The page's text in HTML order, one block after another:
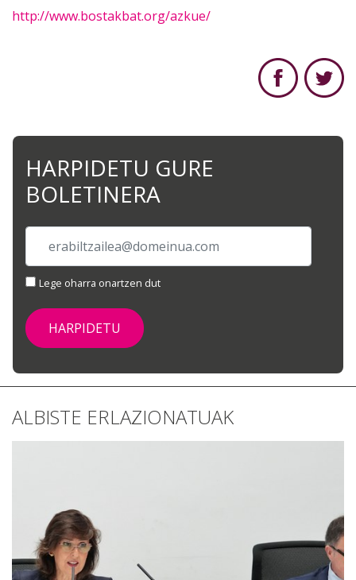
http://www.bostakbat.org/azkue/
HARPIDETU GURE
BOLETINERA
Lege oharra onartzen dut
ALBISTE ERLAZIONATUAK